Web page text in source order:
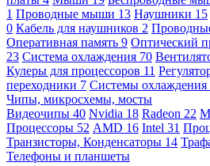
1 Проводные мыши 13 Наушники 15
0 Кабель для наушников 2
Оперативная память 9 Оптический
23 Система охлаждения 70
Кулеры для процессоров 11
переходники 7 Системы охлаждения
Чипы, микросхемы, мосты
Видеочипы 40 Nvidia 18 Radeon 22
Процессоры 52 AMD 16 Intel 31
Транзисторы, Конденсаторы 14
Телефоны и планшеты